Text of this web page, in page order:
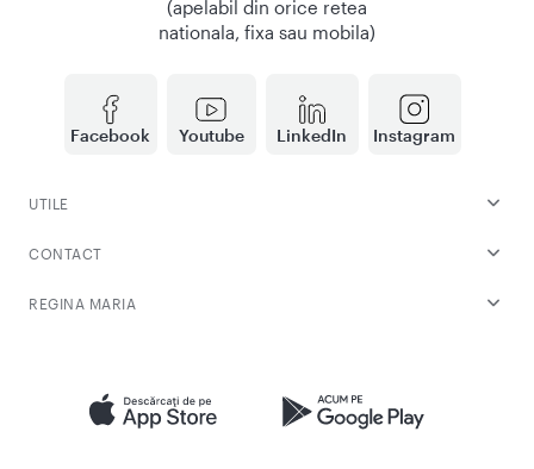
Facebook Youtube LinkedIn Instagram
(apelabil din orice retea
nationala, fixa sau mobila)
UTILE
CONTACT
REGINA MARIA